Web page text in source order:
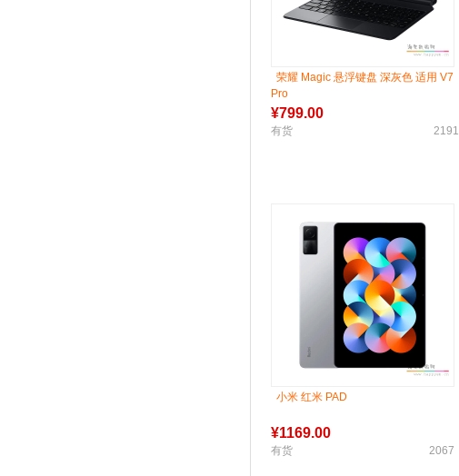
荣耀 Magic 悬浮键盘 深灰色 适用 V7
Pro
¥799.00
有货 2191
小米 红米 PAD
¥1169.00
有货 2067